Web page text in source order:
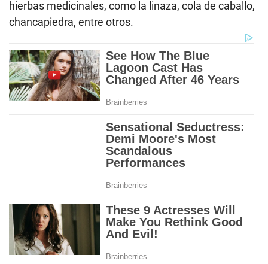
hierbas medicinales, como la linaza, cola de caballo,
chancapiedra, entre otros.